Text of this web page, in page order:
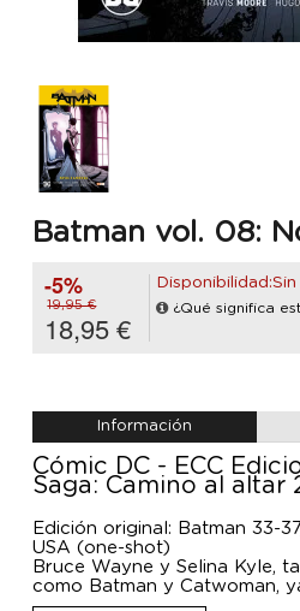
Batman vol. 08:
-5%
19,95 €
18,95 €
¿Qué significa
Información
Cómic DC - ECC
Saga: Camino al altar
Edición original: Batman 33-
USA (one-shot)
Bruce Wayne y Selina Kyle,
como Batman y Catwoman,
han iniciado un viaje a